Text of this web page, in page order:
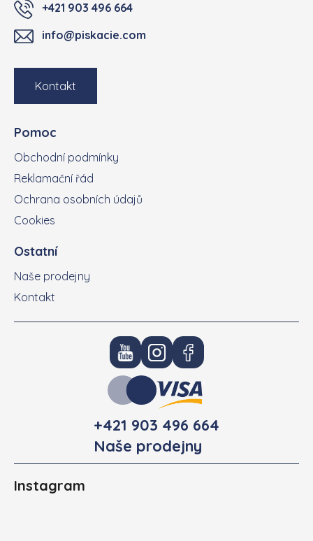
+421 903 496 664
info@piskacie.com
Kontakt
Pomoc
Obchodní podmínky
Reklamační řád
Ochrana osobních údajů
Cookies
Ostatní
Naše prodejny
Kontakt
+421 903 496 664
Naše prodejny
Instagram